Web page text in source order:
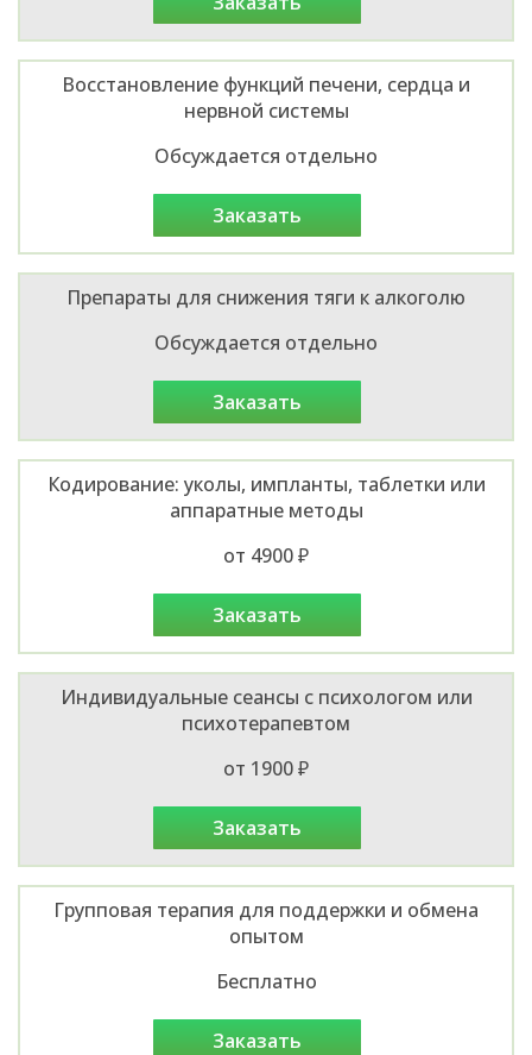
Восстановление функций печени, сердца и
нервной системы
Обсуждается отдельно
заказать
Препараты для снижения тяги к алкоголю
Обсуждается отдельно
заказать
Кодирование: уколы, импланты, таблетки или
аппаратные методы
от 4900 ₽
заказать
Индивидуальные сеансы с психологом или
психотерапевтом
от 1900 ₽
заказать
Групповая терапия для поддержки и обмена
опытом
Бесплатно
заказать